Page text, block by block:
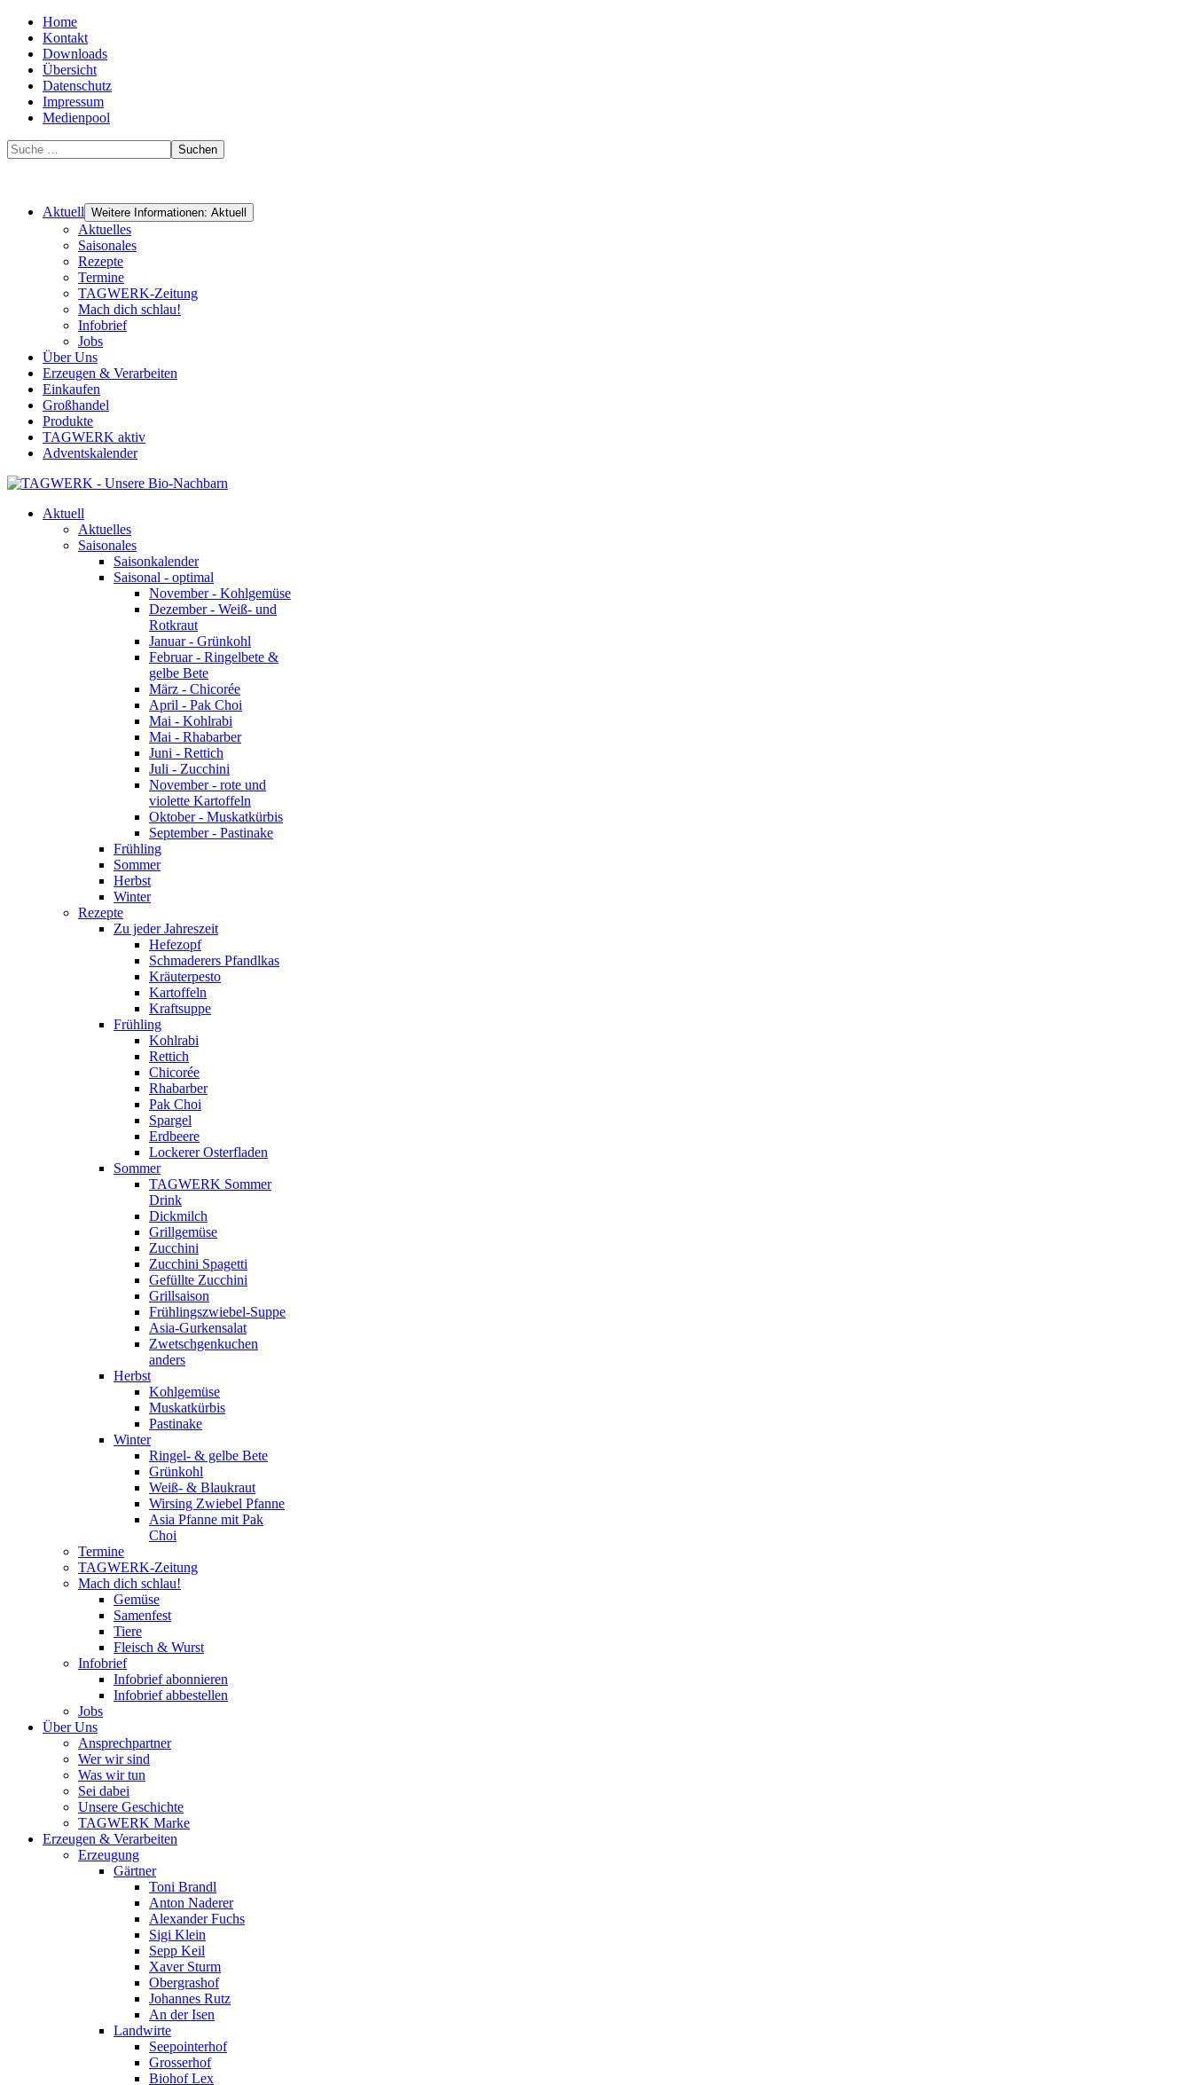
Home
Kontakt
Downloads
Übersicht
Datenschutz
Impressum
Medienpool
Suchen
Aktuell Weitere Informationen: Aktuell
Aktuelles
Saisonales
Rezepte
Termine
TAGWERK-Zeitung
Mach dich schlau!
Infobrief
Jobs
Über Uns
Erzeugen & Verarbeiten
Einkaufen
Großhandel
Produkte
TAGWERK aktiv
Adventskalender
Aktuell
Aktuelles
Saisonales
Saisonkalender
Saisonal - optimal
November - Kohlgemüse
Dezember - Weiß- und
Rotkraut
Januar - Grünkohl
Februar - Ringelbete &
gelbe Bete
März - Chicorée
April - Pak Choi
Mai - Kohlrabi
Mai - Rhabarber
Juni - Rettich
Juli - Zucchini
November - rote und
violette Kartoffeln
Oktober - Muskatkürbis
September - Pastinake
Frühling
Sommer
Herbst
Winter
Rezepte
Zu jeder Jahreszeit
Hefezopf
Schmaderers Pfandlkas
Kräuterpesto
Kartoffeln
Kraftsuppe
Frühling
Kohlrabi
Rettich
Chicorée
Rhabarber
Pak Choi
Spargel
Erdbeere
Lockerer Osterfladen
Sommer
TAGWERK Sommer
Drink
Dickmilch
Grillgemüse
Zucchini
Zucchini Spagetti
Gefüllte Zucchini
Grillsaison
Frühlingszwiebel-Suppe
Asia-Gurkensalat
Zwetschgenkuchen
anders
Herbst
Kohlgemüse
Muskatkürbis
Pastinake
Winter
Ringel- & gelbe Bete
Grünkohl
Weiß- & Blaukraut
Wirsing Zwiebel Pfanne
Asia Pfanne mit Pak
Choi
Termine
TAGWERK-Zeitung
Mach dich schlau!
Gemüse
Samenfest
Tiere
Fleisch & Wurst
Infobrief
Infobrief abonnieren
Infobrief abbestellen
Jobs
Über Uns
Ansprechpartner
Wer wir sind
Was wir tun
Sei dabei
Unsere Geschichte
TAGWERK Marke
Erzeugen & Verarbeiten
Erzeugung
Gärtner
Toni Brandl
Anton Naderer
Alexander Fuchs
Sigi Klein
Sepp Keil
Xaver Sturm
Obergrashof
Johannes Rutz
An der Isen
Landwirte
Seepointerhof
Grosserhof
Biohof Lex